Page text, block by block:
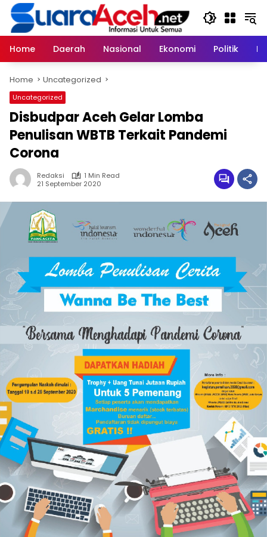
Skip
content
Home
Daerah Nasional Ekonomi Politik
Home Uncategorized
Uncategorized
Disbudpar Aceh Gelar Lomba
Penulisan WBTB Terkait Pandemi
Corona
Redaksi
1 Min Read
21 September 2020